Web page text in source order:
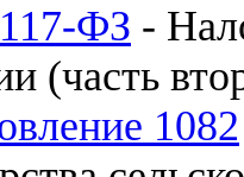
ФЗ -
(часть
1082